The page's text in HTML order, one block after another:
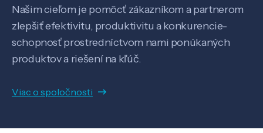
Kontakt
Našim cieľom je pomôcť zákazníkom a partnerom
zlepšiť efektivitu, produktivitu a konkurencie-
schopnosť prostredníctvom nami ponúkaných
produktov a riešení na kľúč.
Viac o spoločnosti